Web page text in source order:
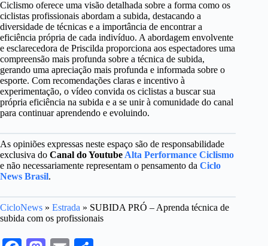
Ciclismo oferece uma visão detalhada sobre a forma como os
ciclistas profissionais abordam a subida, destacando a
diversidade de técnicas e a importância de encontrar a
eficiência própria de cada indivíduo. A abordagem envolvente
e esclarecedora de Priscilda proporciona aos espectadores uma
compreensão mais profunda sobre a técnica de subida,
gerando uma apreciação mais profunda e informada sobre o
esporte. Com recomendações claras e incentivo à
experimentação, o vídeo convida os ciclistas a buscar sua
própria eficiência na subida e a se unir à comunidade do canal
para continuar aprendendo e evoluindo.
As opiniões expressas neste espaço são de responsabilidade
exclusiva do Canal do Youtube Alta Performance Ciclismo
e não necessariamente representam o pensamento da Ciclo
News Brasil.
CicloNews » Estrada » SUBIDA PRÓ – Aprenda técnica de
subida com os profissionais